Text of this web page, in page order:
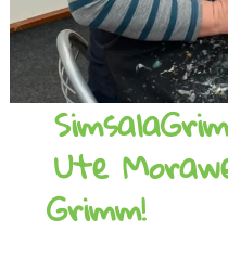
Ute
Grimm!